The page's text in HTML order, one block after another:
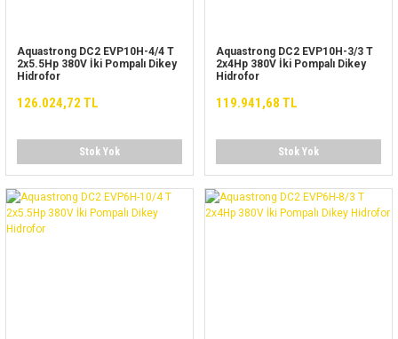
Aquastrong DC2 EVP10H-4/4 T
2x5.5Hp 380V İki Pompalı Dikey
Hidrofor
126.024,72 TL
Stok Yok
Aquastrong DC2 EVP10H-3/3 T
2x4Hp 380V İki Pompalı Dikey
Hidrofor
119.941,68 TL
Stok Yok